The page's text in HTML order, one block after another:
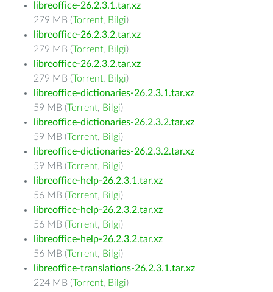
libreoffice-26.2.3.1.tar.xz
279 MB (Torrent, Bilgi)
libreoffice-26.2.3.2.tar.xz
279 MB (Torrent, Bilgi)
libreoffice-26.2.3.2.tar.xz
279 MB (Torrent, Bilgi)
libreoffice-dictionaries-26.2.3.1.tar.xz
59 MB (Torrent, Bilgi)
libreoffice-dictionaries-26.2.3.2.tar.xz
59 MB (Torrent, Bilgi)
libreoffice-dictionaries-26.2.3.2.tar.xz
59 MB (Torrent, Bilgi)
libreoffice-help-26.2.3.1.tar.xz
56 MB (Torrent, Bilgi)
libreoffice-help-26.2.3.2.tar.xz
56 MB (Torrent, Bilgi)
libreoffice-help-26.2.3.2.tar.xz
56 MB (Torrent, Bilgi)
libreoffice-translations-26.2.3.1.tar.xz
224 MB (Torrent, Bilgi)